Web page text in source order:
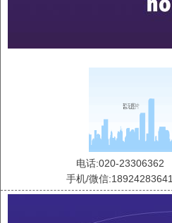
电话:020-23306362
手机/微信:18924283641